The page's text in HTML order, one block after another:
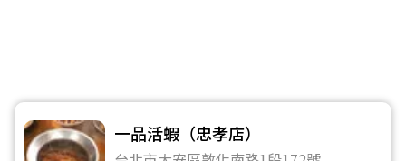
一品活蝦（忠孝店）